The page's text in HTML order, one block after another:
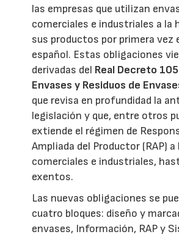
las empresas que utilizan
comerciales e industriales a la
sus productos por primera vez
español. Estas obligaciones
derivadas del Real Decreto
Envases y Residuos de
que revisa en profundidad la
legislación y que, entre otros
extiende el régimen de
Ampliada del Productor (RAP)
comerciales e industriales,
exentos.
Las nuevas obligaciones se
cuatro bloques: diseño y
envases, Información, RAP y